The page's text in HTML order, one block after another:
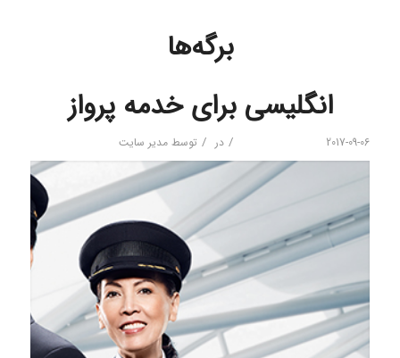
برگه‌ها
انگلیسی برای خدمه پرواز
2017-09-06
/ در / توسطمدیر سایت